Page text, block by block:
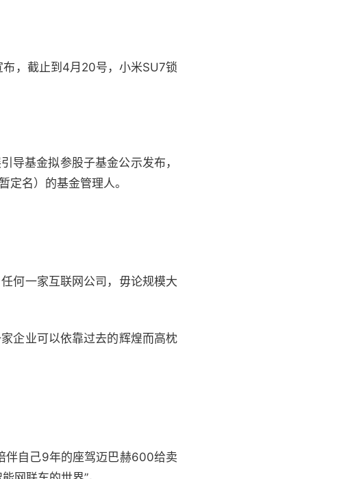
，截止到4月20号，小米SU7锁
基金拟参股子基金公示发布，
名）的基金管理人。
何一家互联网公司，毋论规模大
企业可以依靠过去的辉煌而高枕
伴自己9年的座驾迈巴赫600给卖